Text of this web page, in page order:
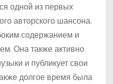
одной из первых
авторского шансона.
содержанием и
Она также активно
и публикует свои
долгое время была